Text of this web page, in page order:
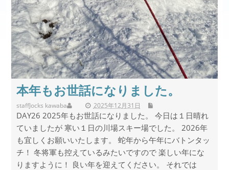
本年もお世話になりました。
staff 2025年12月31日
Jocks kawaba
DAY26 2025年もお世話になりました。 今日は１日晴れ
ていましたが 寒い１日の川場スキー場でした。 2026年
も宜しくお願いいたします。 蛇年から午年にバトンタッ
チ！ 冬将軍も控えているみたいですので 楽しい年にな
りますように！ 良い年を迎えてください。 それでは